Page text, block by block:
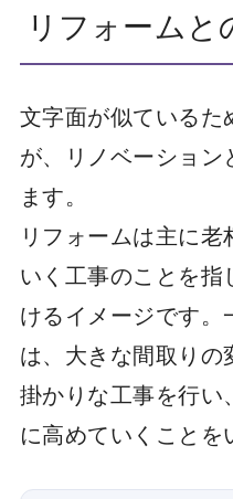
リフォームと
文字面が似ている
が、リノベーショ
ます。
リフォームは主に
いく工事のことを
けるイメージです
は、大きな間取り
掛かりな工事を行い
に高めていくことを